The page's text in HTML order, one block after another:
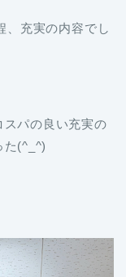
、充実の内容でし
スパの良い充実の
た(^_^)